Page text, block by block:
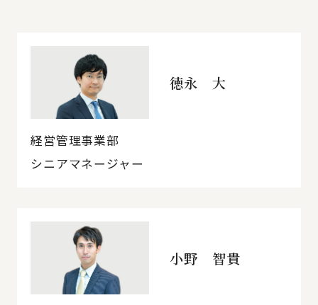
徳永 大
経営管理事業部
シニアマネージャー
小野 智貴